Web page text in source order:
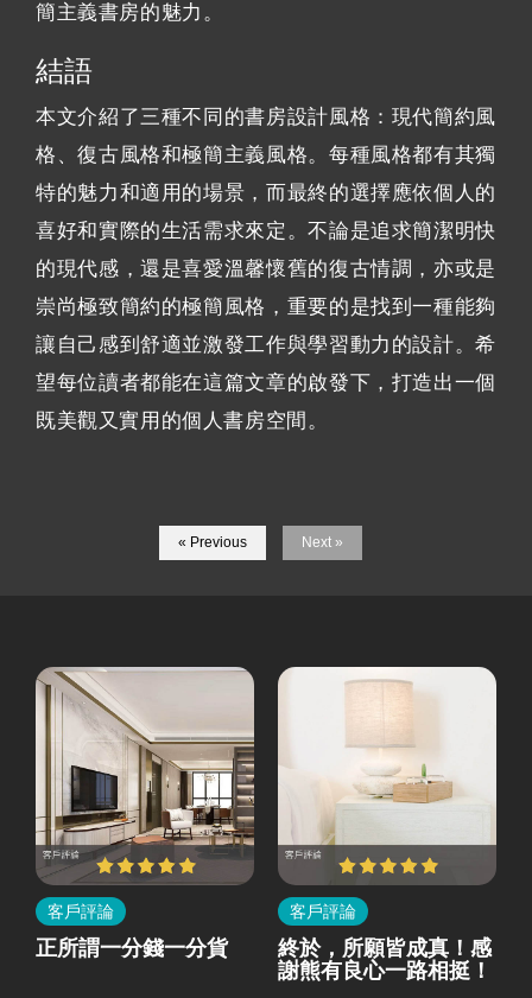
簡主義書房的魅力。
結語
本文介紹了三種不同的書房設計風格：現代簡約風
格、復古風格和極簡主義風格。每種風格都有其獨
特的魅力和適用的場景，而最終的選擇應依個人的
喜好和實際的生活需求來定。不論是追求簡潔明快
的現代感，還是喜愛溫馨懷舊的復古情調，亦或是
崇尚極致簡約的極簡風格，重要的是找到一種能夠
讓自己感到舒適並激發工作與學習動力的設計。希
望每位讀者都能在這篇文章的啟發下，打造出一個
既美觀又實用的個人書房空間。
« Previous Next »
客戶評論
正所謂一分錢一分貨
客戶評論
終於，所願皆成真！感
謝熊有良心一路相挺！